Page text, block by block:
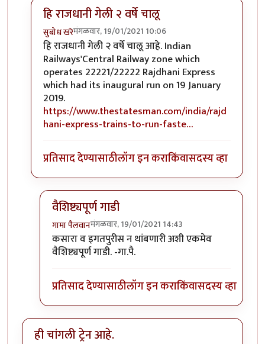
हि राजधानी गेली २ वर्षे चालू
सुबोध खरेमंगळवार, 19/01/2021 10:06
In reply toराजधानी...byहेमंतकुमार
हि राजधानी गेली २ वर्षे चालू आहे. Indian
Railways'Central Railway zone which
operates 22221/22222 Rajdhani Express
which had its inaugural run on 19 January
2019.
https://www.thestatesman.com/india/rajd
hani-express-trains-to-run-faste…
प्रतिसाद देण्यासाठीलॉग इन कराकिंवासदस्य व्हा
वैशिष्ट्यपूर्ण गाडी
गामा पैलवानमंगळवार, 19/01/2021 14:43
In reply toहि राजधानी गेली २ वर्षे चालूby
कसारा व इगतपुरीस न थांबणारी अशी एकमेव
वैशिष्ट्यपूर्ण गाडी. -गा.पै.
प्रतिसाद देण्यासाठीलॉग इन कराकिंवासदस्य व्हा
ही चांगली ट्रेन आहे.